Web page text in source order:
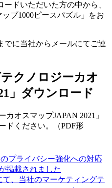
ドいただいた方の中から、
プ1000ピースパズル」をお
に当社からメールにてご連
クノロジーカオ
」ダウンロード
カオスマップJAPAN 2021」
ドください。（PDF形
プライバシー強化への対応
掲載されました
て、当社のマーケティングテ